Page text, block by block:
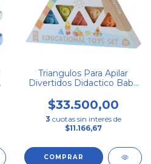
Triangulos Para Apilar
Divertidos Didactico Baby
$33.500,00
3 cuotas sin interés de
$11.166,67